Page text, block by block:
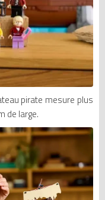
pirate mesure plus
de large.